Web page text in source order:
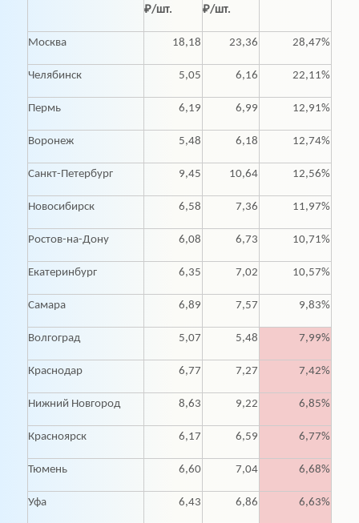
₽/шт. ₽/шт.
Москва 18,18 23,36 28,47%
Челябинск 5,05 6,16 22,11%
Пермь 6,19 6,99 12,91%
Воронеж 5,48 6,18 12,74%
Санкт-Петербург 9,45 10,64 12,56%
Новосибирск 6,58 7,36 11,97%
Ростов-на-Дону 6,08 6,73 10,71%
Екатеринбург 6,35 7,02 10,57%
Самара 6,89 7,57 9,83%
Волгоград 5,07 5,48 7,99%
Краснодар 6,77 7,27 7,42%
Нижний Новгород 8,63 9,22 6,85%
Красноярск 6,17 6,59 6,77%
Тюмень 6,60 7,04 6,68%
Уфа 6,43 6,86 6,63%